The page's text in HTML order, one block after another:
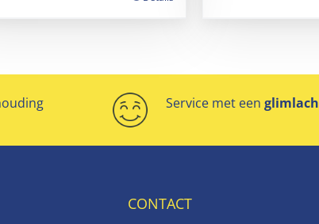
Service met eenglimlach
CONTACT